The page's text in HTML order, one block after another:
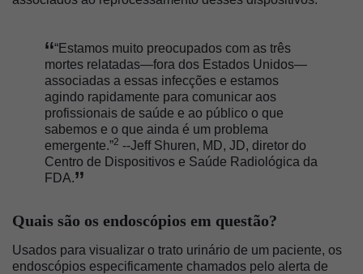
“Estamos muito preocupados com as três
mortes relatadas—fora dos Estados Unidos—
associadas a essas infecções e estamos
agindo rapidamente para comunicar aos
profissionais de saúde e ao público o que
sabemos e o que ainda é um problema
emergente.”2 --Jeff Shuren, MD, JD, diretor do
Centro de Dispositivos e Saúde Radiológica da
FDA.
Quais são os endoscópios em questão?
Usados para visualizar o trato urinário de um paciente, os
endoscópios especificamente chamados pelo alerta de